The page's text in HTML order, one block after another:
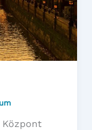
Központ